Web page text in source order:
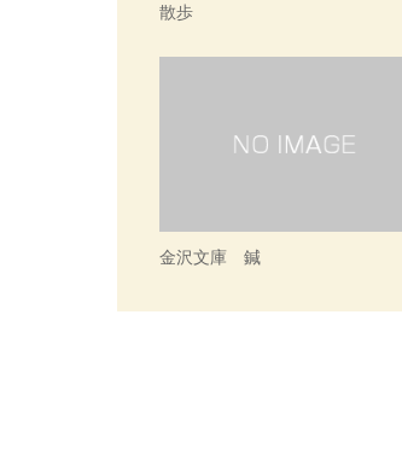
散歩
金沢文庫 鍼